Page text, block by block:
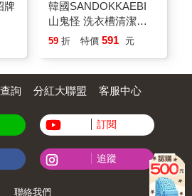
牌
韓國SANDOKKAEBI
山鬼怪 洗衣槽清潔劑
450公克-10包組
59 折 特價 591 元
詢 分紅大聯盟 客服中心
訂閱
追蹤
聯絡我們